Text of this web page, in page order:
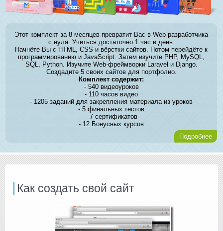
Этот комплект за 8 месяцев превратит Вас в Web-разработчика
с нуля. Учиться достаточно 1 час в день.
Начнёте Вы с HTML, CSS и вёрстки сайтов. Потом перейдёте к
программированию и JavaScript. Затем изучите PHP, MySQL,
SQL, Python. Изучите Web-фреймворки Laravel и Django.
Создадите 5 своих сайтов для портфолио.
Комплект содержит:
- 540 видеоуроков
- 110 часов видео
- 1205 заданий для закрепления материала из уроков
- 5 финальных тестов
- 7 сертификатов
- 12 Бонусных курсов
Подробнее
Как создать свой сайт